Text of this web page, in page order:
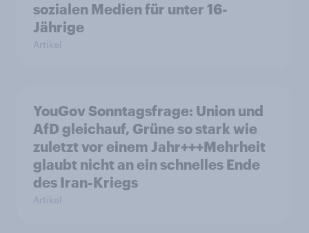
sozialen Medien für unter 16-
Jährige
Artikel
YouGov Sonntagsfrage: Union und
AfD gleichauf, Grüne so stark wie
zuletzt vor einem Jahr+++Mehrheit
glaubt nicht an ein schnelles Ende
des Iran-Kriegs
Artikel